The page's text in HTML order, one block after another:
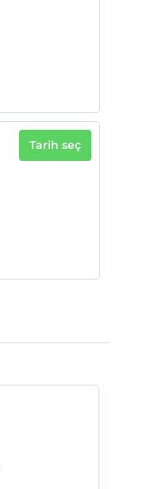
Tarih seç